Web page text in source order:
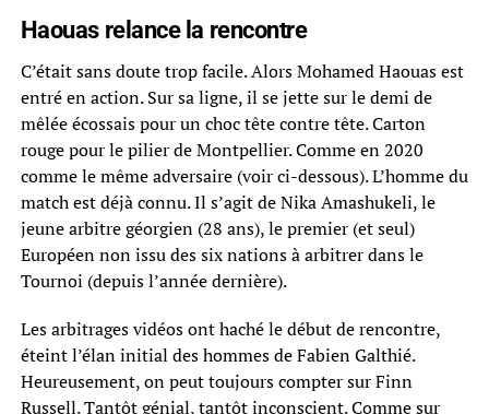
Haouas relance la rencontre
C’était sans doute trop facile. Alors Mohamed Haouas est
entré en action. Sur sa ligne, il se jette sur le demi de
mêlée écossais pour un choc tête contre tête. Carton
rouge pour le pilier de Montpellier. Comme en 2020
comme le même adversaire (voir ci-dessous). L’homme du
match est déjà connu. Il s’agit de Nika Amashukeli, le
jeune arbitre géorgien (28 ans), le premier (et seul)
Européen non issu des six nations à arbitrer dans le
Tournoi (depuis l’année dernière).
Les arbitrages vidéos ont haché le début de rencontre,
éteint l’élan initial des hommes de Fabien Galthié.
Heureusement, on peut toujours compter sur Finn
Russell. Tantôt génial, tantôt inconscient. Comme sur